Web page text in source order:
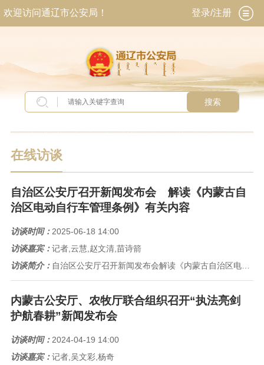
欢迎访问通辽市公安局！ 登录/注册
搜索
当前位置： 首页>交流互动>在线访谈
在线访谈
自治区公安厅召开新闻发布会 解读《内蒙古自
治区电动自行车管理条例》有关内容
访谈时间：2025-06-18 14:00
访谈嘉宾：记者,云慧,赵文清,苗诗箭
访谈简介： 自治区公安厅召开新闻发布会解读《内蒙古自治区电动自行车管理条例》有关内容
内蒙古公安厅、农牧厅联合组织召开“执法亮剑
护航春耕”新闻发布会
访谈时间： 2024-04-19 14:00
访谈嘉宾：记者,吴文彩,杨奇